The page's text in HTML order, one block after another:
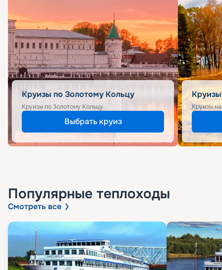
Круизы по Золотому Кольцу
Круизы по Золотому Кольцу
Выбрать круиз
Круизы
Популярные теплоходы
Смотреть все